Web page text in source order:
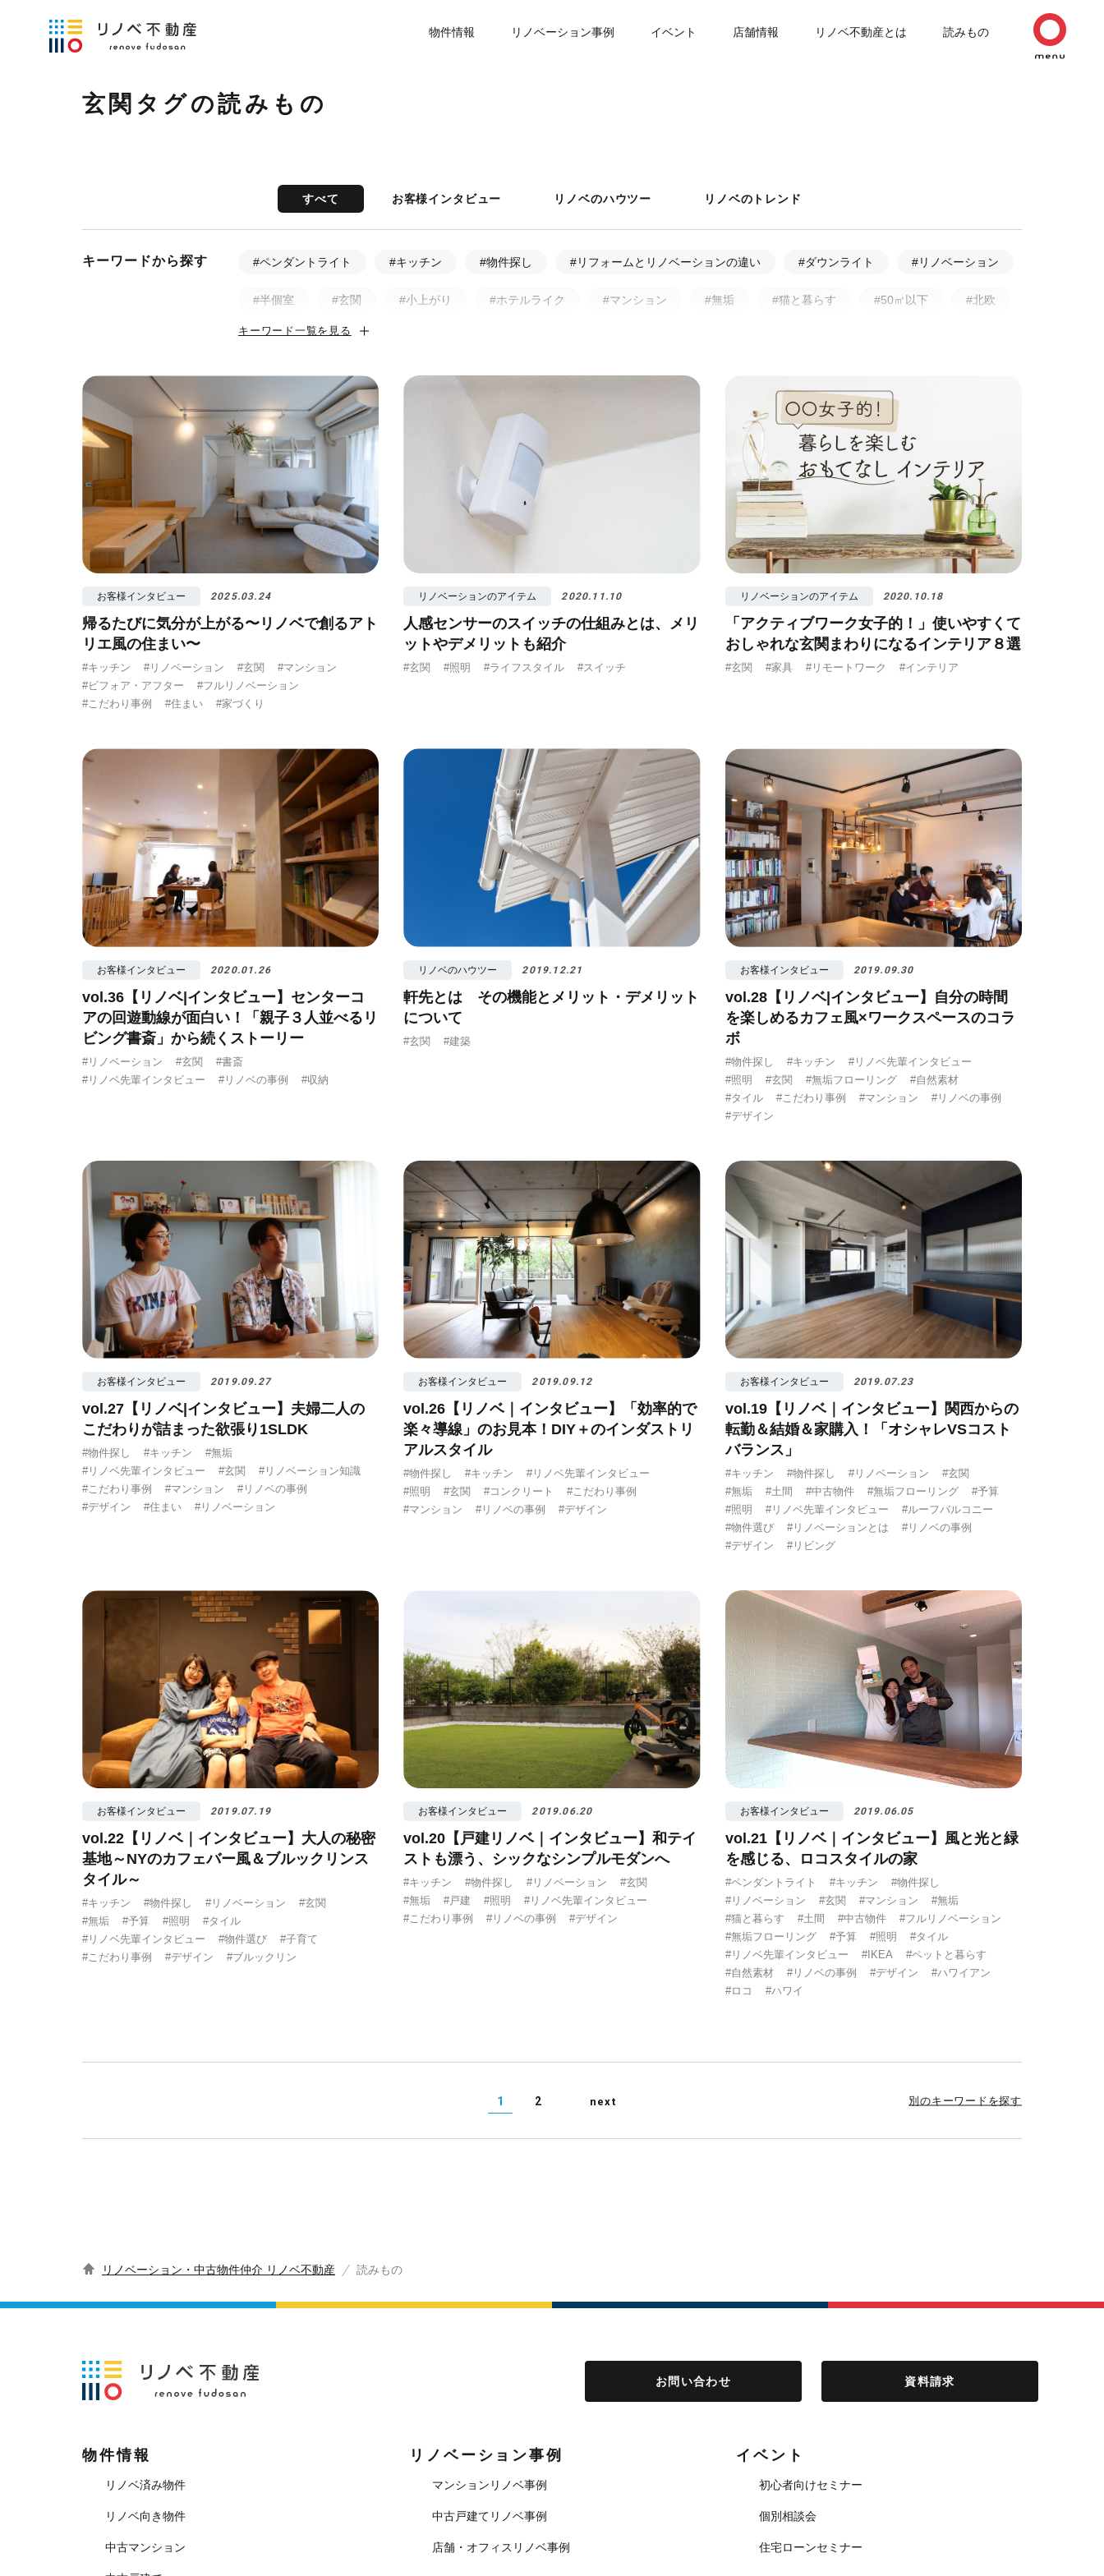
物件情報 リノベーション事例 イベント 店舗情報 リノベ不動産とは 読みもの
玄関タグの読みもの
すべて お客様インタビュー リノベのハウツー リノベのトレンド
キーワードから探す #ペンダントライト #キッチン #物件探し #リフォームとリノベーションの違い #ダウンライト #リノベーション
#半個室 #玄関 #小上がり #ホテルライク #マンション #無垢 #猫と暮らす #50㎡以下 #北欧
#土間 #ビフォア・アフター
#視覚効果 #予算 #照明 #タイル #書斎 #洗面所
キーワード一覧を見る
お客様インタビュー 2025.03.24
帰るたびに気分が上がる〜リノベで創るアト
リエ風の住まい〜
#キッチン #リノベーション #玄関
#マンション
#ビフォア・アフター
#フルリノベーション
#こだわり事例
#住まい #家づくり
リノベーションのアイテム 2020.11.10
人感センサーのスイッチの仕組みとは、メリ
ットやデメリットも紹介
#玄関 #照明 #ライフスタイル #スイッチ
リノベーションのアイテム 2020.10.18
「アクティブワーク女子的！」使いやすくて
おしゃれな玄関まわりになるインテリア８選
#玄関 #家具 #リモートワーク #インテリア
お客様インタビュー 2020.01.26
vol.36【リノベ|インタビュー】センターコ
アの回遊動線が面白い！「親子３人並べるリ
ビング書斎」から続くストーリー
#リノベーション #玄関
#書斎
#リノベ先輩インタビュー
#リノベの事例 #収納
リノベのハウツー 2019.12.21
軒先とは その機能とメリット・デメリット
について
#玄関 #建築
お客様インタビュー 2019.09.30
vol.28【リノベ|インタビュー】自分の時間
を楽しめるカフェ風×ワークスペースのコラ
ボ
#物件探し #キッチン
#リノベ先輩インタビュー
#照明
#玄関 #無垢フローリング
#自然素材
#タイル
#こだわり事例 #マンション
#リノベの事例
#デザイン
お客様インタビュー 2019.09.27
vol.27【リノベ|インタビュー】夫婦二人の
こだわりが詰まった欲張り1SLDK
#物件探し #キッチン
#無垢
#リノベ先輩インタビュー
#玄関
#リノベーション知識
#こだわり事例
#マンション
#リノベの事例
#デザイン
#住まい #リノベーション
お客様インタビュー 2019.09.12
vol.26【リノベ｜インタビュー】「効率的で
楽々導線」のお見本！DIY＋のインダストリ
アルスタイル
#物件探し #キッチン
#リノベ先輩インタビュー
#照明
#玄関 #コンクリート
#こだわり事例
#マンション
#リノベの事例 #デザイン
お客様インタビュー 2019.07.23
vol.19【リノベ｜インタビュー】関西からの
転勤＆結婚＆家購入！「オシャレVSコスト
バランス」
#キッチン #物件探し #リノベーション
#玄関
#無垢
#土間 #中古物件 #無垢フローリング
#予算
#照明
#リノベ先輩インタビュー
#ルーフバルコニー
#物件選び
#リノベーションとは
#リノベの事例
#デザイン
#リビング
お客様インタビュー 2019.07.19
vol.22【リノベ｜インタビュー】大人の秘密
基地～NYのカフェバー風＆ブルックリンス
タイル～
#キッチン #物件探し #リノベーション
#玄関
#無垢
#予算 #照明
#タイル
#リノベ先輩インタビュー
#物件選び
#子育て
#こだわり事例
#デザイン #ブルックリン
お客様インタビュー 2019.06.20
vol.20【戸建リノベ｜インタビュー】和テイ
ストも漂う、シックなシンプルモダンへ
#キッチン #物件探し #リノベーション
#玄関
#無垢
#戸建 #照明
#リノベ先輩インタビュー
#こだわり事例
#リノベの事例 #デザイン
お客様インタビュー 2019.06.05
vol.21【リノベ｜インタビュー】風と光と緑
を感じる、ロコスタイルの家
#ペンダントライト #キッチン
#物件探し
#リノベーション
#玄関 #マンション
#無垢
#猫と暮らす
#土間 #中古物件
#フルリノベーション
#無垢フローリング
#予算 #照明
#タイル
#リノベ先輩インタビュー
#IKEA
#ペットと暮らす
#自然素材
#リノベの事例 #デザイン
#ハワイアン
#ロコ
#ハワイ
1 2 next 別のキーワードを探す
リノベーション・中古物件仲介 リノベ不動産 読みもの
お問い合わせ 資料請求
物件情報
リノベ済み物件
リノベ向き物件
中古マンション
リノベーション事例
マンションリノベ事例
中古戸建てリノベ事例
店舗・オフィスリノベ事例
イベント
初心者向けセミナー
個別相談会
住宅ローンセミナー